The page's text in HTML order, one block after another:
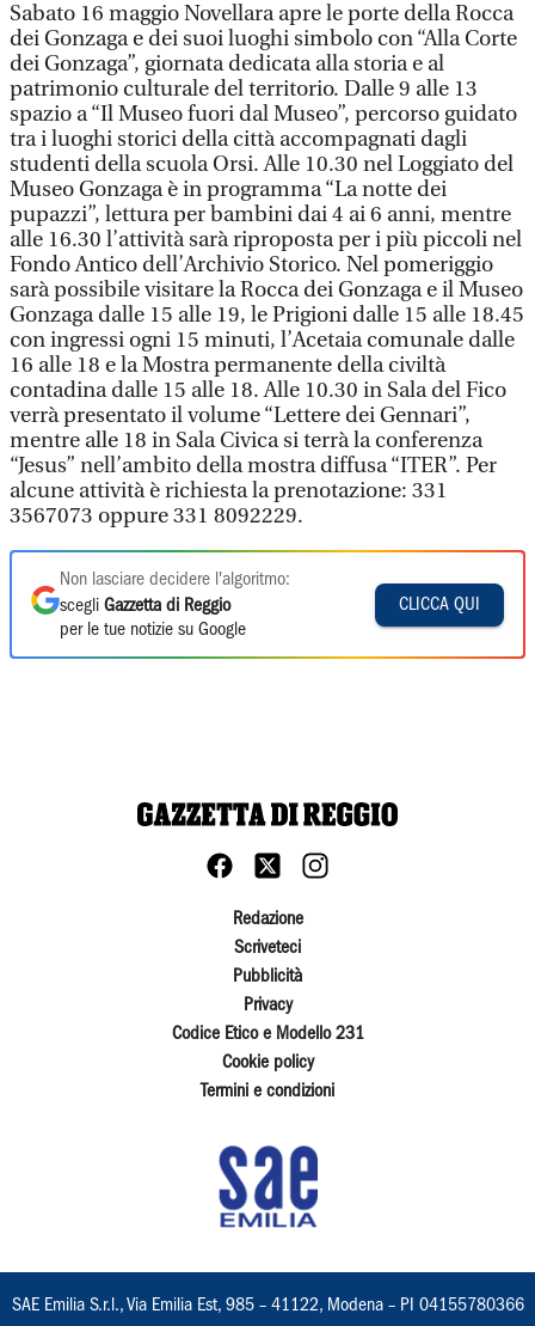
Sabato 16 maggio Novellara apre le porte della Rocca
dei Gonzaga e dei suoi luoghi simbolo con “Alla Corte
dei Gonzaga”, giornata dedicata alla storia e al
patrimonio culturale del territorio. Dalle 9 alle 13
spazio a “Il Museo fuori dal Museo”, percorso guidato
tra i luoghi storici della città accompagnati dagli
studenti della scuola Orsi. Alle 10.30 nel Loggiato del
Museo Gonzaga è in programma “La notte dei
pupazzi”, lettura per bambini dai 4 ai 6 anni, mentre
alle 16.30 l’attività sarà riproposta per i più piccoli nel
Fondo Antico dell’Archivio Storico. Nel pomeriggio
sarà possibile visitare la Rocca dei Gonzaga e il Museo
Gonzaga dalle 15 alle 19, le Prigioni dalle 15 alle 18.45
con ingressi ogni 15 minuti, l’Acetaia comunale dalle
16 alle 18 e la Mostra permanente della civiltà
contadina dalle 15 alle 18. Alle 10.30 in Sala del Fico
verrà presentato il volume “Lettere dei Gennari”,
mentre alle 18 in Sala Civica si terrà la conferenza
“Jesus” nell’ambito della mostra diffusa “ITER”. Per
alcune attività è richiesta la prenotazione: 331
3567073 oppure 331 8092229.
Non lasciare decidere l'algoritmo:
scegli Gazzetta di Reggio
per le tue notizie su Google
CLICCA QUI
Redazione
Scriveteci
Pubblicità
Privacy
Codice Etico e Modello 231
Cookie policy
Termini e condizioni
SAE Emilia S.r.l., Via Emilia Est, 985 – 41122, Modena – PI 04155780366